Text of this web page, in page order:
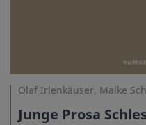
Olaf Irlenkäuser, Maike
Junge Prosa